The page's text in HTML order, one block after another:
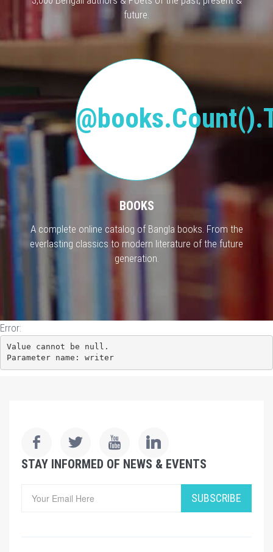
future.
BOOKS
A complete online catalog of Bangla books. From the
everlasting classics to modern literature of the future
generation.
Error:
Value cannot be null.
Parameter name: writer
STAY INFORMED OF NEWS & EVENTS
SUBSCRIBE